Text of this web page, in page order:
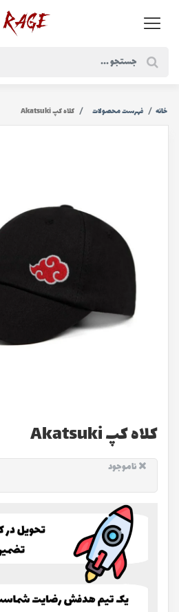
خانه فهرست محصولات کلاه كپ Akatsuki
کلاه كپ Akatsuki
ناموجود